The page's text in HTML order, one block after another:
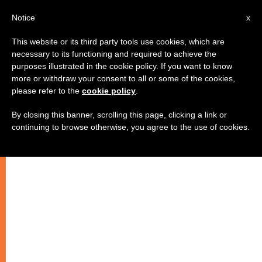
البابا فرنسيس رجل سلام
مقابلة من القلب إلى القلب مع البابا
x
Notice
This website or its third party tools use cookies, which are
necessary to its functioning and required to achieve the
purposes illustrated in the cookie policy. If you want to know
more or withdraw your consent to all or some of the cookies,
please refer to the cookie policy
By closing this banner, scrolling this page, clicking a link or
continuing to browse otherwise, you agree to the use of cookies.